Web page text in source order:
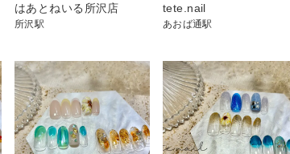
はあとねいる所沢店
所沢駅
tete.nail
あおば通駅